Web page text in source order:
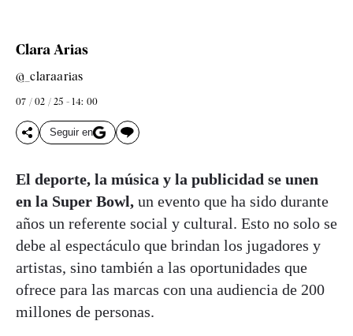
Clara Arias
@_claraarias
07 / 02 / 25 - 14: 00
Seguir en
El deporte, la música y la publicidad se unen
en la Super Bowl, un evento que ha sido durante
años un referente social y cultural. Esto no solo se
debe al espectáculo que brindan los jugadores y
artistas, sino también a las oportunidades que
ofrece para las marcas con una audiencia de 200
millones de personas.